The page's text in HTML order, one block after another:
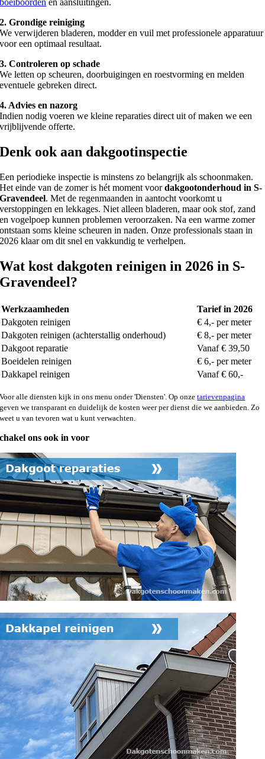
boeiboorden en aansluitingen.
2. Grondige reiniging
We verwijderen bladeren, modder en vuil met professionele apparatuur
voor een optimaal resultaat.
3. Controleren op schade
We letten op scheuren, doorbuigingen en roestvorming en melden
eventuele gebreken direct.
4. Advies en nazorg
Indien nodig voeren we kleine reparaties direct uit of maken we een
vrijblijvende offerte.
Denk ook aan dakgootinspectie
Een periodieke inspectie is minstens zo belangrijk als schoonmaken.
Het einde van de zomer is hét moment voordakgootonderhoud in S-
Gravendeel. Met de regenmaanden in aantocht voorkomt u
verstoppingen en lekkages. Niet alleen bladeren, maar ook stof, zand
en vogelpoep kunnen problemen veroorzaken. Na een warme zomer
ontstaan soms kleine scheuren in naden. Onze professionals staan in
2026 klaar om dit snel en vakkundig te verhelpen.
Wat kost dakgoten reinigen in 2026 in S-
Gravendeel?
Werkzaamheden
Tarief in 2026
Dakgoten reinigen
€ 4,- per meter
Dakgoten reinigen (achterstallig onderhoud)
€ 8,- per meter
Dakgoot reparatie
Vanaf € 39,50
Boeidelen reinigen
€ 6,- per meter
Dakkapel reinigen
Vanaf € 60,-
Voor alle diensten kijk in ons menu onder 'Diensten'. Op onzetarievenpagina
geven we transparant en duidelijk de kosten weer per dienst die we aanbieden. Zo
weet u van tevoren wat u kunt verwachten.
ons ook in voor